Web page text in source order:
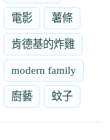
電影 薯條
肯德基的炸雞
modern family
廚藝 蚊子